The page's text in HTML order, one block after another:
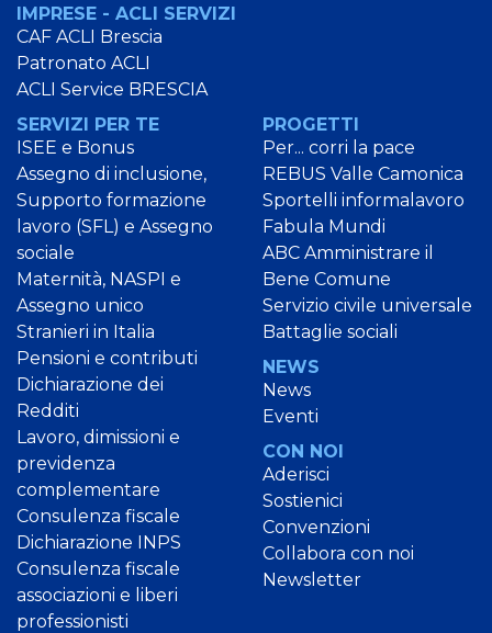
IMPRESE - ACLI SERVIZI
CAF ACLI Brescia
Patronato ACLI
ACLI Service BRESCIA
SERVIZI PER TE
ISEE e Bonus
Assegno di inclusione,
Supporto formazione
lavoro (SFL) e Assegno
sociale
Maternità, NASPI e
Assegno unico
Stranieri in Italia
Pensioni e contributi
Dichiarazione dei
Redditi
Lavoro, dimissioni e
previdenza
complementare
Consulenza fiscale
Dichiarazione INPS
Consulenza fiscale
associazioni e liberi
professionisti
PROGETTI
Per... corri la pace
REBUS Valle Camonica
Sportelli informalavoro
Fabula Mundi
ABC Amministrare il
Bene Comune
Servizio civile universale
Battaglie sociali
NEWS
News
Eventi
CON NOI
Aderisci
Sostienici
Convenzioni
Collabora con noi
Newsletter